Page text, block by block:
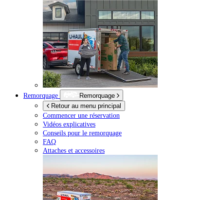
Remorquage
Remorquage
Retour au menu principal
Commencer une réservation
Vidéos explicatives
Conseils pour le remorquage
FAQ
Attaches et accessoires